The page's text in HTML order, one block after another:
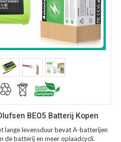
BEO5 Batterij Kopen
lange levensduur bevat A-batterijen
de batterij en meer oplaadcycli.